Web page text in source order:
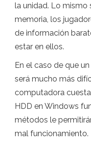
la unidad. Lo mismo
memoria, los
de información
estar en ellos.
En el caso de que
será mucho más
computadora
HDD en Windows
métodos le
mal funcionamiento.